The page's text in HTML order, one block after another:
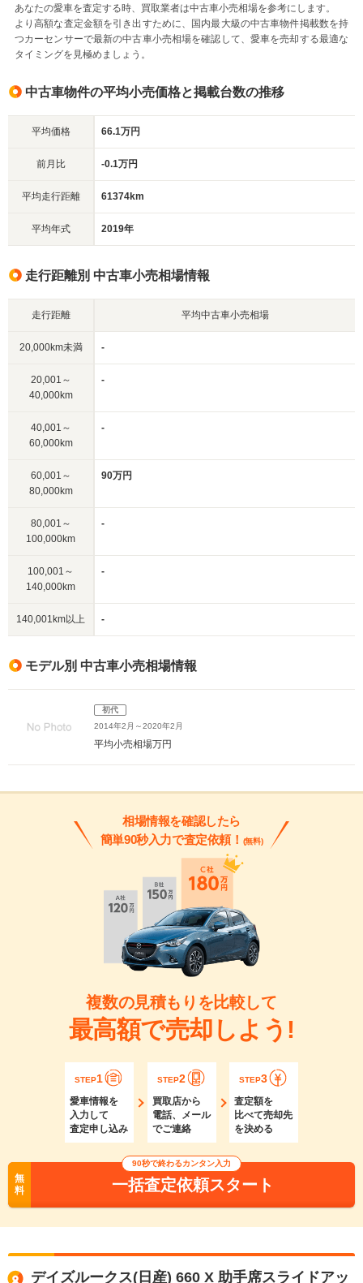
あなたの愛車を査定する時、買取業者は中古車小売相場を参考にします。
より高額な査定金額を引き出すために、国内最大級の中古車物件掲載数を持
つカーセンサーで最新の中古車小売相場を確認して、愛車を売却する最適な
タイミングを見極めましょう。
中古車物件の平均小売価格と掲載台数の推移
平均価格 66.1万円
前月比 -0.1万円
平均走行距離 61374km
平均年式 2019年
走行距離別 中古車小売相場情報
走行距離 平均中古車小売相場
20,000km未満 -
20,001～
40,000km
-
40,001～
60,000km
-
60,001～
80,000km
90万円
80,001～
100,000km
-
100,001～
140,000km
-
140,001km以上 -
モデル別 中古車小売相場情報
初代
2014年2月～2020年2月
平均小売相場万円
相場情報を確認したら
簡単90秒入力で査定依頼！ (無料)
複数の見積もりを比較して
最高額で売却しよう!
STEP1
愛車情報を
入力して
査定申し込み
STEP2
買取店から
電話、メール
でご連絡
STEP3
査定額を
比べて売却先
を決める
無
料
90秒で終わるカンタン入力
一括査定依頼スタート
デイズルークス(日産) 660 X 助手席スライドアッ